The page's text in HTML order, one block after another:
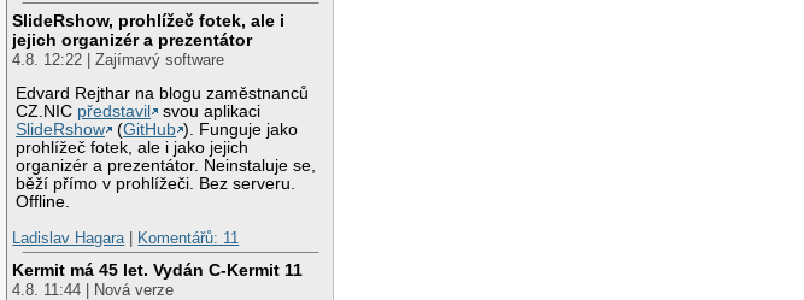
SlideRshow, prohlížeč fotek, ale i
jejich organizér a prezentátor
4.8. 12:22 | Zajímavý software
Edvard Rejthar na blogu zaměstnanců
CZ.NIC představil
svou aplikaci
SlideRshow
(GitHub ). Funguje jako
prohlížeč fotek, ale i jako jejich
organizér a prezentátor. Neinstaluje se,
běží přímo v prohlížeči. Bez serveru.
Offline.
Ladislav Hagara| Komentářů: 11
Kermit má 45 let. Vydán C-Kermit 11
4.8. 11:44 | Nová verze